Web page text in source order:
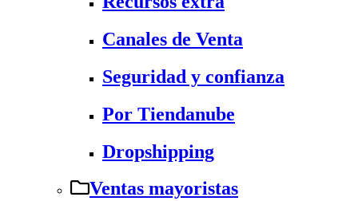
Canales de Venta
Seguridad y confianza
Por Tiendanube
Dropshipping
Ventas mayoristas